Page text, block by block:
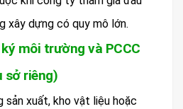
xây dựng có quy mô lớn.
môi trường và PCCC
sở riêng)
sản xuất, kho vật liệu hoặc